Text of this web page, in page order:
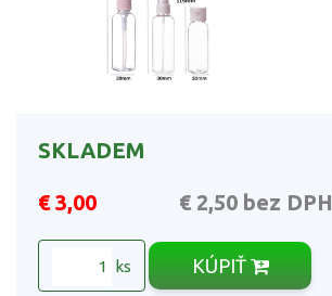
SKLADEM
€ 3,00 € 2,50 bez DPH
ks KÚPIŤ